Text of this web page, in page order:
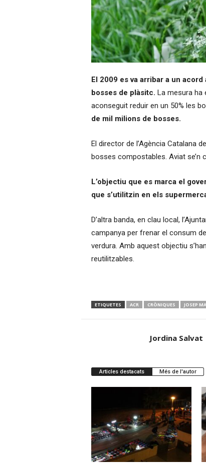
El 2009 es va arribar a un
bosses de plàsitc. La mesura ha
aconseguit reduir en un 50% les
de mil milions de bosses.
El director de l’Agència Catalana
bosses compostables. Aviat se’n
L’objectiu que es marca el
que s’utilitzin en els
D’altra banda, en clau local,
campanya per frenar el consum
verdura. Amb aquest objectiu
reutilitzables.
ETIQUETES ACR CRÒNIQUES JOSEP
Jordina Salvat
Articles destacats Més de l'autor